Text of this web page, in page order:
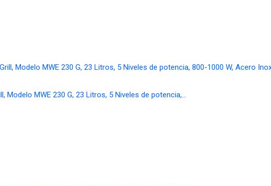
Modelo MWE 230 G, 23 Litros, 5 Niveles de potencia,…